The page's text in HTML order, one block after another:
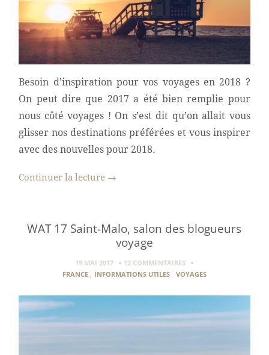
Besoin d’inspiration pour vos voyages en 2018 ?
On peut dire que 2017 a été bien remplie pour
nous côté voyages ! On s’est dit qu’on allait vous
glisser nos destinations préférées et vous inspirer
avec des nouvelles pour 2018.
Continuer la lecture →
WAT 17 Saint-Malo, salon des blogueurs
voyage
19 MAI 2017
12 COMMENTAIRES
FRANCE , INFORMATIONS UTILES , VOYAGES